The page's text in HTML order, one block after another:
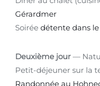
Gérardmer
Soirée détente dans
Deuxième jour —
Petit-déjeuner sur la
Randonnée au